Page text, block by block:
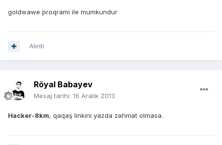
goldwawe proqrami ile mumkundur
Alıntı
Röyal Babayev
Mesaj tarihi: 16 Aralık 2013
Hacker-8km, qaqaş linkini yazda zəhmət olmasa.